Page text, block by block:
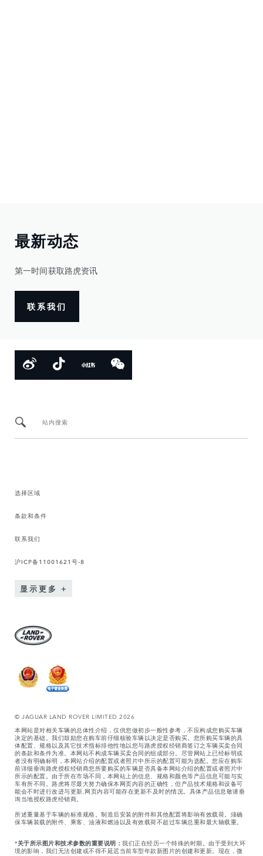
最新动态
第一时间获取路虎资讯
联系我们
站内搜索
选择区域
条款和条件
联系我们
沪ICP备11001621号-8
显示更多
© JAGUAR LAND ROVER LIMITED 2026
本网站是对相关车辆的总体性介绍，仅供您做初步一般性参考，不应构成您购买车辆
决定的基础。我们鼓励您在购车前仔细核验车辆以决定是否购买。您所购买车辆的具
体配置、规格以及其它技术指标排他性地以您与路虎授权经销商签订之车辆买卖合同
的条款和条件为准。本网站不构成车辆买卖合同的组成部分。尽管网站上已经标明或
者没有明确标明，本网站介绍的配置或者照片中所示的配置可能为选配。您应在购车
前详细垂询路虎授权经销商您所要购买的车辆是否具备本网站介绍的配置或者照片中
所示的配置。由于所在市场不同，本网站上的信息、规格和颜色等产品信息可能与实
车有所不同。路虎将尽最大努力确保本网页内容的正确性，但产品技术规格和设备可
能会不时进行改进与更新,网页内容可能存在更新不及时的情况。具体产品信息敬请垂
询当地授权路虎经销商。
所述重量基于车辆的标准规格。制造后安装的附件和其他配置将影响有效载荷。须确
保车辆装载的附件、乘客、油液和燃油以及有效载荷不超过车辆总重和最大轴载重。
*关于所示图片和技术参数的重要说明： 我们正在经历一个特殊的时期。由于受到大环
境的影响，我们无法创建或不得不延迟当前车型年款新图片的创建和更新。现在，微